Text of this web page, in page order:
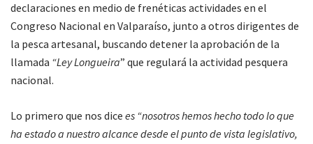
declaraciones en medio de frenéticas actividades en el
Congreso Nacional en Valparaíso, junto a otros dirigentes de
la pesca artesanal, buscando detener la aprobación de la
llamada “Ley Longueira” que regulará la actividad pesquera
nacional.
Lo primero que nos dice es “nosotros hemos hecho todo lo que
ha estado a nuestro alcance desde el punto de vista legislativo,